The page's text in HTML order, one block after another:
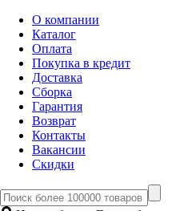
О компании
Каталог
Оплата
Покупка в кредит
Доставка
Сборка
Гарантия
Возврат
Контакты
Вакансии
Скидки